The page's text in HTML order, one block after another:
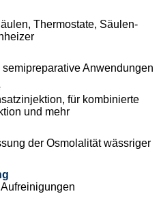
Thermostate, Säulen-
Anwendungen
für kombinierte
und mehr
der Osmolalität wässriger